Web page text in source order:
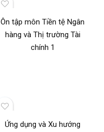
Ôn tập môn Tiền tệ Ngân
hàng và Thị trường Tài
chính 1
Ứng dụng và Xu hướng